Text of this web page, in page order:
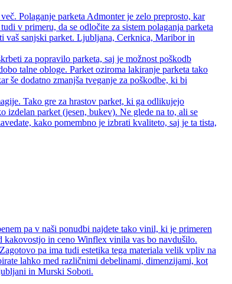
Polaganje parketa Admonter je zelo preprosto, kar
v primeru, da se odločite za sistem polaganja parketa
vaš sanjski parket. Ljubljana, Cerknica, Maribor in
za popravilo parketa, saj je možnost poškodb
talne obloge. Parket oziroma lakiranje parketa tako
še dodatno zmanjša tveganje za poškodbe, ki bi
Tako gre za hrastov parket, ki ga odlikujejo
izdelan parket (jesen, bukev). Ne glede na to, ali se
kako pomembno je izbrati kvaliteto, saj je ta tista,
pa v naši ponudbi najdete tako vinil, ki je primeren
kakovostjo in ceno Winflex vinila vas bo navdušilo.
pa ima tudi estetika tega materiala velik vpliv na
lahko med različnimi debelinami, dimenzijami, kot
in Murski Soboti.